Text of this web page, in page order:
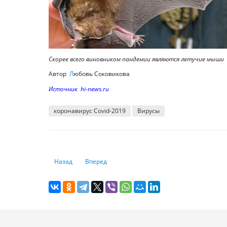
Скорее всего виновником пандемии являются летучие мыши
Автор Любовь Соковикова
Источник hi-news.ru
коронавирус Covid-2019 Вирусы
Предыдущий: Коронавирус в Казахстане бьет рекорды
Назад Следующий: Как Америка продолжает влиять
Вперед